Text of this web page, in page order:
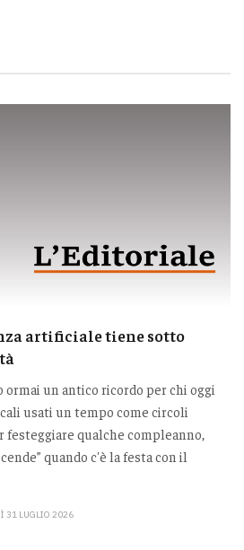
artificiale tiene sotto
un antico ricordo per chi oggi
usati un tempo come circoli
qualche compleanno,
quando c'è la festa con il
31 LUGLIO 2026